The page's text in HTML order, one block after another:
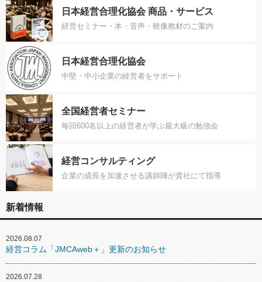
日本経営合理化協会 商品・サービス
経営セミナー・本・音声・映像教材のご案内
日本経営合理化協会
中堅・中小企業の経営者をサポート
全国経営者セミナー
毎回600名以上の経営者が学ぶ最大級の勉強会
経営コンサルティング
企業の成長を加速させる講師陣が貴社にて指導
新着情報
2026.08.07
経営コラム「JMCAweb＋」更新のお知らせ
2026.07.28